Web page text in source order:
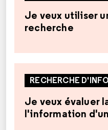
Je veux utiliser
recherche
RECHERCHE
Je veux évaluer
l'information